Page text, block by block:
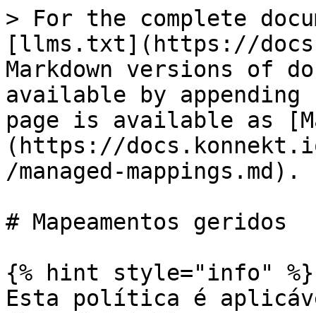
> For the complete
[llms.txt](https://
Markdown versions of
available by
page is available as
(https://
/managed-mappings.md).
# Mapeamentos geridos
{% hint style="info" %}
Esta política é